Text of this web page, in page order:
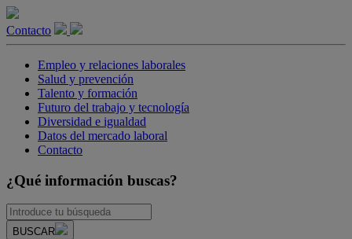
Contacto
Empleo y relaciones laborales
Salud y prevención
Talento y formación
Futuro del trabajo y tecnología
Diversidad e igualdad
Datos del mercado laboral
Contacto
¿Qué información buscas?
BUSCAR